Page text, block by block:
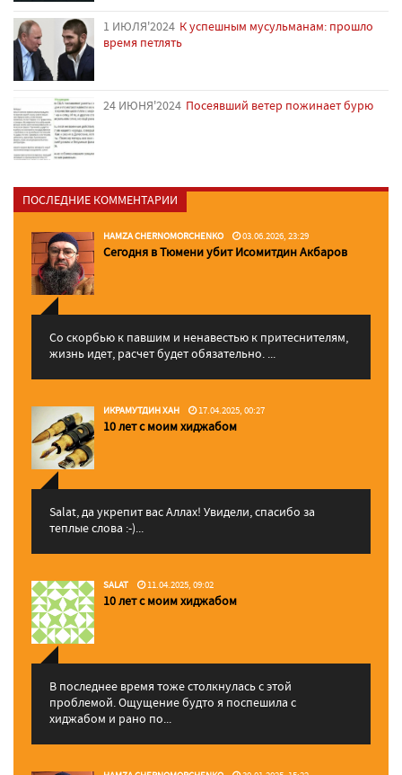
1 ИЮЛЯ'2024 К успешным мусульманам: прошло
время петлять
24 ИЮНЯ'2024 Посеявший ветер пожинает бурю
ПОСЛЕДНИЕ КОММЕНТАРИИ
HAMZA CHERNOMORCHENKO 03.06.2026, 23:29
Сегодня в Тюмени убит Исомитдин Акбаров
Со скорбью к павшим и ненавестью к притеснителям,
жизнь идет, расчет будет обязательно. ...
ИКРАМУТДИН ХАН 17.04.2025, 00:27
10 лет с моим хиджабом
Salat, да укрепит вас Аллаx! Увидели, спасибо за
теплые слова :-)...
SALAT 11.04.2025, 09:02
10 лет с моим хиджабом
В последнее время тоже столкнулась с этой
проблемой. Ощущение будто я поспешила с
хиджабом и рано по...